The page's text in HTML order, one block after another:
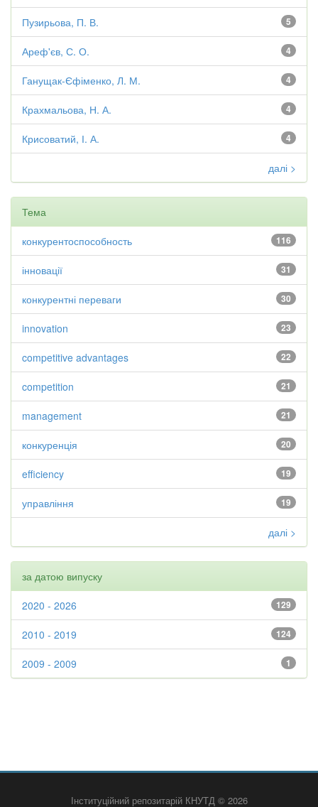
5
Пузирьова, П. В.
4
Ареф'єв, С. О.
4
Ганущак-Єфіменко, Л. М.
4
Крахмальова, Н. А.
4
Крисоватий, І. А.
далі >
Тема
116
конкурентоспособность
31
інновації
30
конкурентні переваги
23
innovation
22
competitive advantages
21
competition
21
management
20
конкуренція
19
efficiency
19
управління
далі >
за датою випуску
129
2020 - 2026
124
2010 - 2019
1
2009 - 2009
Інституційний репозитарій КНУТД © 2026